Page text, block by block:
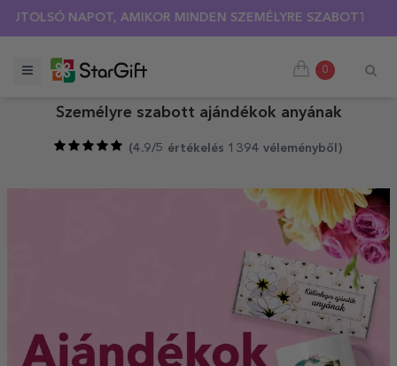
NAPOT, AMIKOR MINDEN SZEMÉLYRE SZABOTT
0
Személyre szabott ajándékok anyának
(4.9/5 értékelés 1394 véleményből )